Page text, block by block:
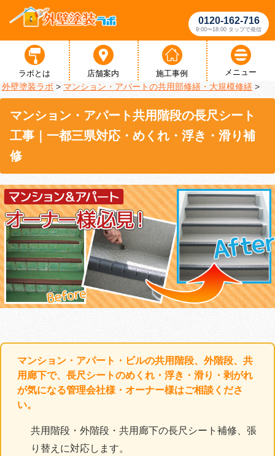
0120-162-716
9:00〜18:00 タップで発信
ラボとは 店舗案内 施工事例 メニュー
外壁塗装ラボ > マンション・アパートの共用部修繕・大規模修繕 >
マンション・アパート共用階段の長尺シート
工事｜一都三県対応・めくれ・浮き・滑り補
修
マンション・アパート・ビルの共用階段、外階段、共
用廊下で、長尺シートのめくれ・浮き・滑り・剥がれ
が気になる管理会社様・オーナー様はご相談くださ
い。
共用階段・外階段・共用廊下の長尺シート補修、張
り替えに対応します。